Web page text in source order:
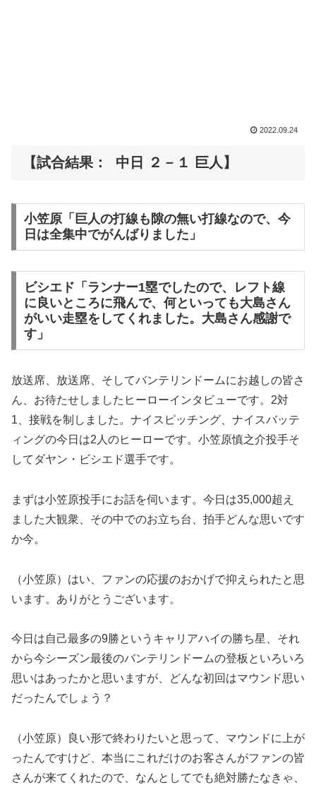
2022.09.24
【試合結果： 中日 ２－１ 巨人】
小笠原「巨人の打線も隙の無い打線なので、今
日は全集中でがんばりました」
ビシエド「ランナー1塁でしたので、レフト線
に良いところに飛んで、何といっても大島さん
がいい走塁をしてくれました。大島さん感謝で
す」
放送席、放送席、そしてバンテリンドームにお越しの皆さ
ん、お待たせしましたヒーローインタビューです。2対
1、接戦を制しました。ナイスピッチング、ナイスバッテ
ィングの今日は2人のヒーローです。小笠原慎之介投手そ
してダヤン・ビシエド選手です。
まずは小笠原投手にお話を伺います。今日は35,000超え
ました大観衆、その中でのお立ち台、拍手どんな思いです
か今。
（小笠原）はい、ファンの応援のおかげで抑えられたと思
います。ありがとうございます。
今日は自己最多の9勝というキャリアハイの勝ち星、それ
から今シーズン最後のバンテリンドームの登板といろいろ
思いはあったかと思いますが、どんな初回はマウンド思い
だったんでしょう？
（小笠原）良い形で終わりたいと思って、マウンドに上が
ったんですけど、本当にこれだけのお客さんがファンの皆
さんが来てくれたので、なんとしてでも絶対勝たなきゃ、